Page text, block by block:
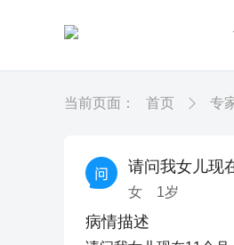
当前页面： 首页 专
请问我女儿现
女 1岁
病情描述